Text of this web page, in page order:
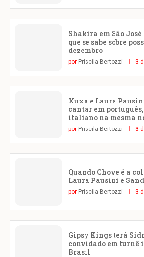
Shakira em São José
que se sabe sobre
dezembro
por Priscila Bertozzi 3
Xuxa e Laura
cantar em
italiano na mesma
por Priscila Bertozzi 3
Quando Chove é a
Laura Pausini e
por Priscila Bertozzi 3
Gipsy Kings terá
convidado em turnê
Brasil